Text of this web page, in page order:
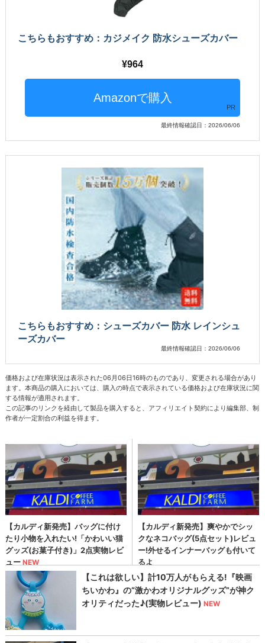
こちらもおすすめ：カジメイク 防水シューズカバー
964
PR
最終情報確認日：2026/06/06
こちらもおすすめ：シューズカバー 防水 レインシュ
ーズカバー
最終情報確認日：2026/06/06
価格および在庫状況は表示された06月06日16時のものであり、変更される場合があり
ます。本商品の購入においては、購入の時点で表示されている価格および在庫状況に関
する情報が適用されます。
この記事のリンクを経由して製品を購入すると、アフィリエイト契約により編集部、制
作者が一定割合の利益を得ます。